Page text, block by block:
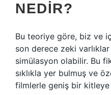
NEDIR?
Bu teoriye göre, biz ve
son derece zeki
simülasyon olabilir. Bu
sıklıkla yer bulmuş ve
filmlerle geniş bir kitleye